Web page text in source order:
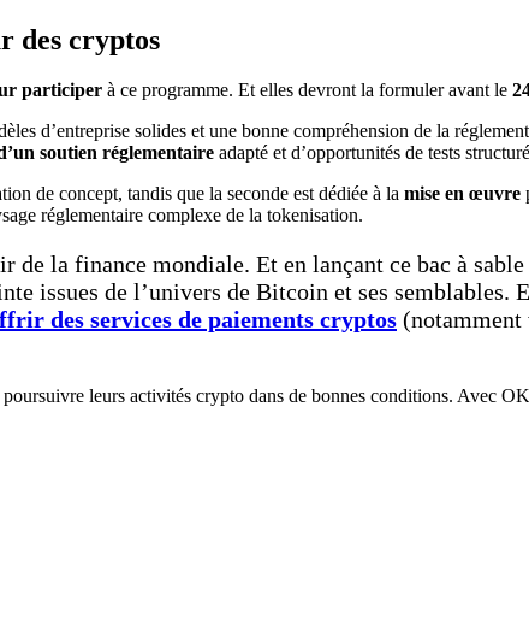
des cryptos
participer à ce programme. Et elles devront la formuler avant le
d’entreprise solides et une bonne compréhension de la
soutien réglementaire adapté et d’opportunités de tests
de concept, tandis que la seconde est dédiée à la mise en œuvre
réglementaire complexe de la tokenisation.
la finance mondiale. Et en lançant ce bac à
issues de l’univers de Bitcoin et ses semblables.
des services de paiements cryptos (notamment
leurs activités crypto dans de bonnes conditions. Avec